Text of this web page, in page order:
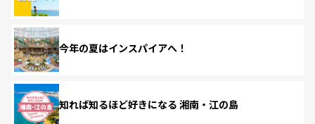
今年の夏はインスパイアへ！
知れば知るほど好きになる 湘南・江の島